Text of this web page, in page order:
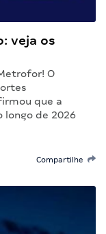
veja os
O
que a
longo de 2026
Compartilhe